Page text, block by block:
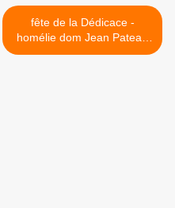
fête de la Dédicace -
homélie dom Jean Pateau
Fontgombault >